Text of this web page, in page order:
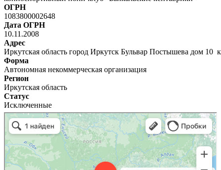
ОГРН
1083800002648
Дата ОГРН
10.11.2008
Адрес
Иркутская область город Иркутск Бульвар Постышева дом 10
Форма
Автономная некоммерческая организация
Регион
Иркутская область
Статус
Исключенные